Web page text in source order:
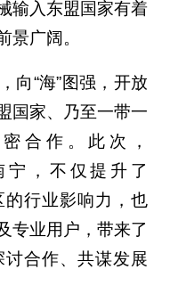
输入东盟国家有着
景广阔。
向“海”图强，开放
国家、乃至一带一
合作。此次，
宁，不仅提升了
的行业影响力，也
专业用户，带来了
合作、共谋发展